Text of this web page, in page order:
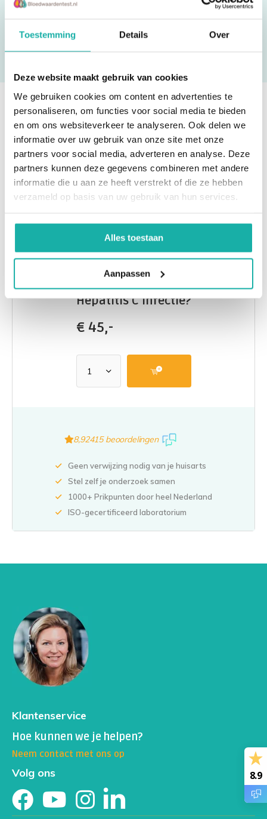
Toestemming Details Over
Deze website maakt gebruik van cookies
We gebruiken cookies om content en advertenties te
personaliseren, om functies voor social media te bieden
en om ons websiteverkeer te analyseren. Ook delen we
informatie over uw gebruik van onze site met onze
partners voor social media, adverteren en analyse. Deze
partners kunnen deze gegevens combineren met andere
informatie die u aan ze heeft verstrekt of die ze hebben
verzameld op basis van uw gebruik van hun services.
Alles toestaan
Aanpassen
Ben je eruit? Bestel direct!
Hepatitis C infectie?
€ 45,-
8,92415 beoordelingen
Geen verwijzing nodig van je huisarts
Stel zelf je onderzoek samen
1000+ Prikpunten door heel Nederland
ISO-gecertificeerd laboratorium
Klantenservice
Hoe kunnen we je helpen?
Neem contact met ons op
Volg ons 8.9